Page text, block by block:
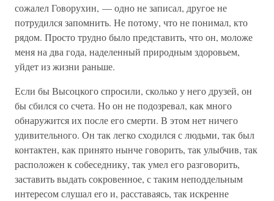
сожалел Говорухин, — одно не записал, другое не
потрудился запомнить. Не потому, что не понимал, кто
рядом. Просто трудно было представить, что он, моложе
меня на два года, наделенный природным здоровьем,
уйдет из жизни раньше.
Если бы Высоцкого спросили, сколько у него друзей, он
бы сбился со счета. Но он не подозревал, как много
обнаружится их после его смерти. В этом нет ничего
удивительного. Он так легко сходился с людьми, так был
контактен, как принято нынче говорить, так улыбчив, так
расположен к собеседнику, так умел его разговорить,
заставить выдать сокровенное, с таким неподдельным
интересом слушал его и, расставаясь, так искренне